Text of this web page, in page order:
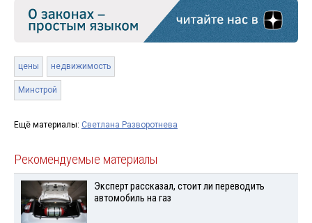
цены недвижимость
Минстрой
Ещё материалы: Светлана Разворотнева
Рекомендуемые материалы
Эксперт рассказал, стоит ли переводить
автомобиль на газ